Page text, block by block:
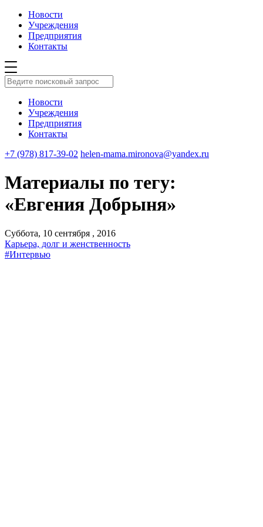
Новости
Учреждения
Предприятия
Контакты
Новости
Учреждения
Предприятия
Контакты
+7 (978) 817-39-02 helen-mama.mironova@yandex.ru
Материалы по тегу:
«Евгения Добрыня»
Суббота, 10 сентября , 2016
Карьера, долг и женственность
#Интервью